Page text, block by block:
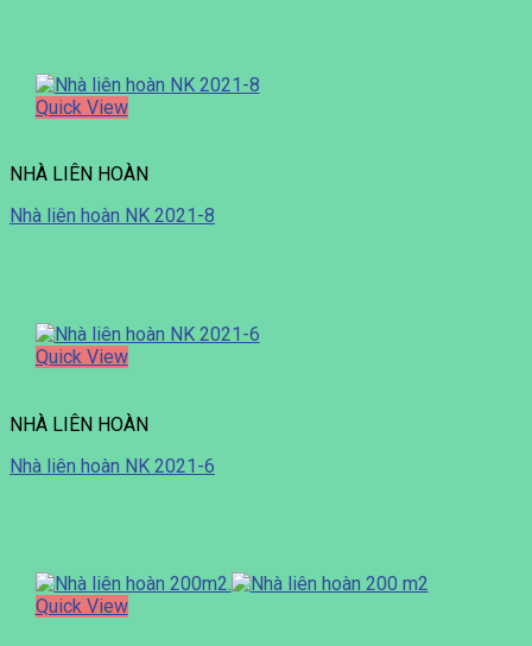
Quick View
NHÀ LIÊN HOÀN
Nhà liên hoàn NK 2021-8
Quick View
NHÀ LIÊN HOÀN
Nhà liên hoàn NK 2021-6
Quick View